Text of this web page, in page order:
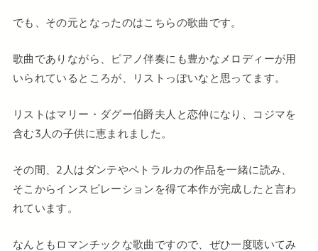
でも、その元となったのはこちらの歌曲です。
歌曲でありながら、ピアノ伴奏にも豊かなメロディーが用
いられているところが、リストっぽいなと思ってます。
リストはマリー・ダグー伯爵夫人と恋仲になり、コジマを
含む3人の子供に恵まれました。
その間、2人はダンテやペトラルカの作品を一緒に読み、
そこからインスピレーションを得て本作が完成したと言わ
れています。
なんともロマンチックな歌曲ですので、ぜひ一度聴いてみ